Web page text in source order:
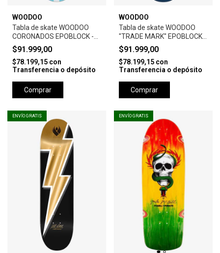
WOODOO
Tabla de skate WOODOO
CORONADOS EPOBLOCK -
W2
$91.999,00
$78.199,15 con
Transferencia o depósito
Comprar
WOODOO
Tabla de skate WOODOO
"TRADE MARK" EPOBLOCK-
W2- BLUE
$91.999,00
$78.199,15 con
Transferencia o depósito
Comprar
ENVÍO GRATIS ENVÍO GRATIS